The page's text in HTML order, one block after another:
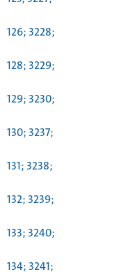
126; 3228;
128; 3229;
129; 3230;
130; 3237;
131; 3238;
132; 3239;
133; 3240;
134; 3241;